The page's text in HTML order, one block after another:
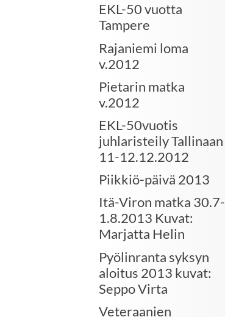
EKL-50 vuotta
Tampere
Rajaniemi loma
v.2012
Pietarin matka
v.2012
EKL-50vuotis
juhlaristeily Tallinaan
11-12.12.2012
Piikkiö-päivä 2013
Itä-Viron matka 30.7-
1.8.2013 Kuvat:
Marjatta Helin
Pyölinranta syksyn
aloitus 2013 kuvat:
Seppo Virta
Veteraanien